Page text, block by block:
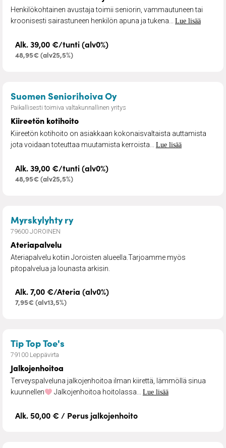
Henkilökohtainen avustaja toimii seniorin, vammautuneen tai
kroonisesti sairastuneen henkilön apuna ja tukena... Lue lisää
Alk. 39,00 €/tunti (alv0%)
48,95€ (alv25,5%)
Suomen Seniorihoiva Oy– Kiireetön kotihoito
Paikallisesti toimiva valtakunnallinen yritys
Kiireetön kotihoito
Kiireetön kotihoito on asiakkaan kokonaisvaltaista auttamista
jota voidaan toteuttaa muutamista kerroista... Lue lisää
Alk. 39,00 €/tunti (alv0%)
48,95€ (alv25,5%)
Myrskylyhty ry– Ateriapalvelu
79600 JOROINEN
Ateriapalvelu
Ateriapalvelu kotiin Joroisten alueella.Tarjoamme myös
pitopalvelua ja lounasta arkisin.
Alk. 7,00 €/Ateria (alv0%)
7,95€ (alv13,5%)
Tip Top Toe's
79100 Leppävirta
Jalkojenhoitoa
Terveyspalveluna jalkojenhoitoa ilman kiirettä, lämmöllä sinua
kuunnellen
Jalkojenhoitoa hoitolassa... Lue lisää
Alk. 50,00 € / Perus jalkojenhoito